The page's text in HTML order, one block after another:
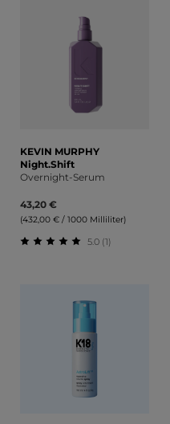
KEVIN MURPHY
Night.Shift
Overnight-Serum
43,20 €
(432,00 € / 1000 Milliliter)
5.0 (1)